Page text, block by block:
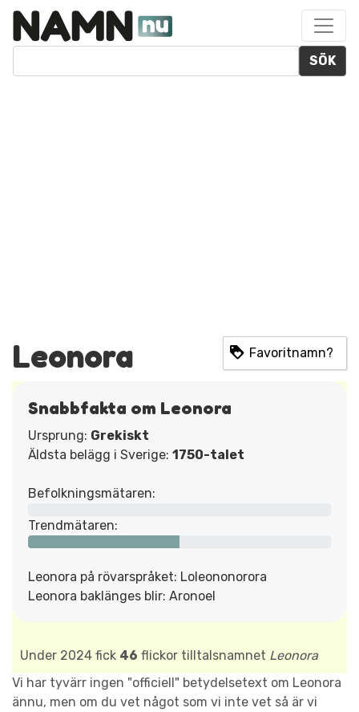
SÖK
Leonora Favoritnamn?
Snabbfakta om Leonora
Ursprung: Grekiskt
Äldsta belägg i Sverige: 1750-talet
Befolkningsmätaren:
Trendmätaren:
Leonora på rövarspråket: Loleononorora
Leonora baklänges blir: Aronoel
Under 2024 fick 46 flickor tilltalsnamnet Leonora
Vi har tyvärr ingen "officiell" betydelsetext om Leonora
ännu, men om du vet något som vi inte vet så är vi